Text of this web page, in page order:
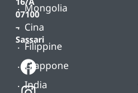
07100
–
Sassari
Mongolia
Cina
Filippine
Giappone
India